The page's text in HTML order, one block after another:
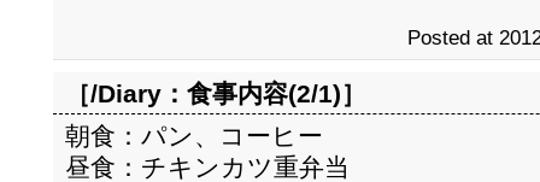
Posted at
［/Diary： 食事内容(2/1)］
朝食：パン、コーヒー
昼食：チキンカツ重弁当